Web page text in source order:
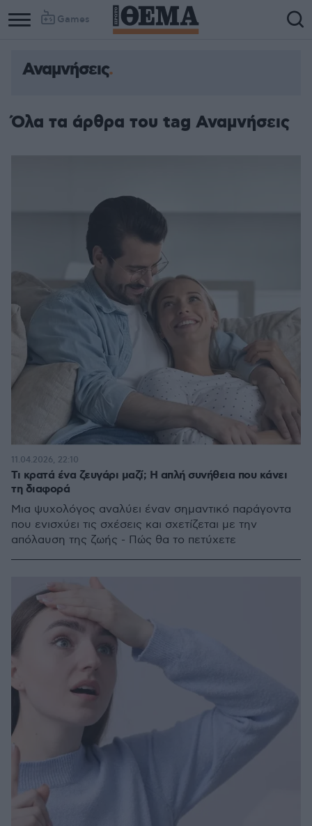
Games
Αναμνήσεις
Όλα τα άρθρα του tag Αναμνήσεις
Τι κρατά ένα ζευγάρι μαζί; Η απλή συνήθεια που κάνει
τη διαφορά
Μια ψυχολόγος αναλύει έναν σημαντικό παράγοντα
που ενισχύει τις σχέσεις και σχετίζεται με την
απόλαυση της ζωής - Πώς θα το πετύχετε
11.04.2026, 22:10